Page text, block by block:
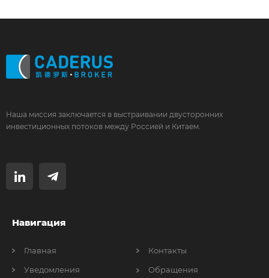
Наша миссия заключается в выстраивании двусторонних
инвестиционных потоков между Россией и Китаем.
Навигация
Главная
Уведомления
Контакты
Обращения